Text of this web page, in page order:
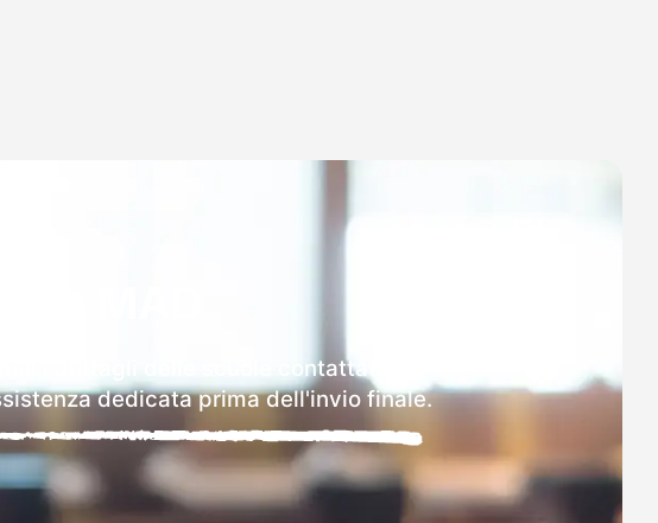
MAD
i dettagli delle scuole contattate.
dedicata prima dell'invio finale.